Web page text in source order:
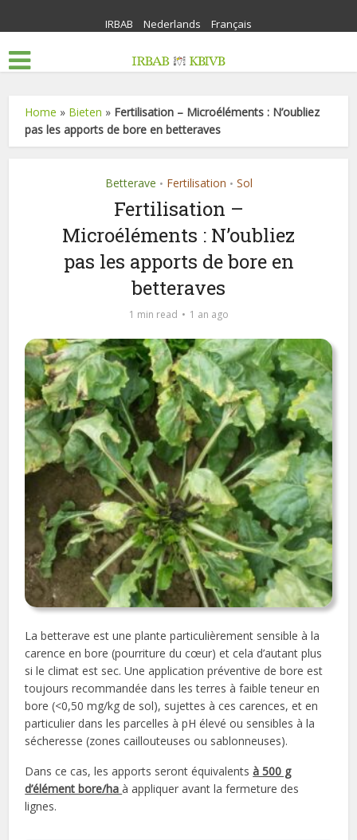
IRBAB Nederlands Français
Home » Bieten » Fertilisation – Microéléments : N’oubliez
pas les apports de bore en betteraves
Betterave • Fertilisation • Sol
Fertilisation –
Microéléments : N’oubliez
pas les apports de bore en
betteraves
1 min read 1 an ago
La betterave est une plante particulièrement sensible à la
carence en bore (pourriture du cœur) et cela d’autant plus
si le climat est sec. Une application préventive de bore est
toujours recommandée dans les terres à faible teneur en
bore (<0,50 mg/kg de sol), sujettes à ces carences, et en
particulier dans les parcelles à pH élevé ou sensibles à la
sécheresse (zones caillouteuses ou sablonneuses).
Dans ce cas, les apports seront équivalentsà 500 g
d’élément bore/haà appliquer avant la fermeture des
lignes.